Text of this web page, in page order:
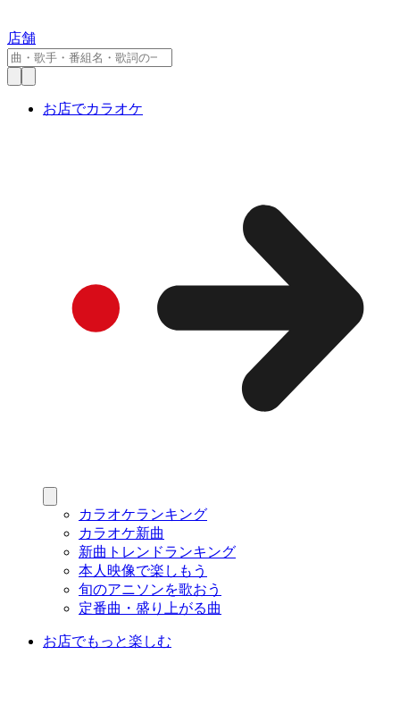
店舗
お店でカラオケ
カラオケランキング
カラオケ新曲
新曲トレンドランキング
本人映像で楽しもう
旬のアニソンを歌おう
定番曲・盛り上がる曲
お店でもっと楽しむ